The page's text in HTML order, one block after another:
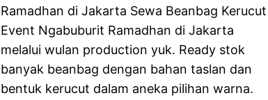
Ramadhan di Jakarta Sewa Beanbag Kerucut
Event Ngabuburit Ramadhan di Jakarta
melalui wulan production yuk. Ready stok
banyak beanbag dengan bahan taslan dan
bentuk kerucut dalam aneka pilihan warna.